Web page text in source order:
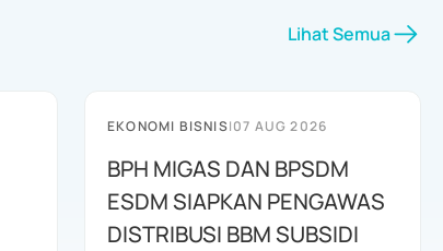
Lihat Semua
EKONOMI BISNIS|07 AUG 2026
BPH MIGAS DAN BPSDM
ESDM SIAPKAN PENGAWAS
DISTRIBUSI BBM SUBSIDI